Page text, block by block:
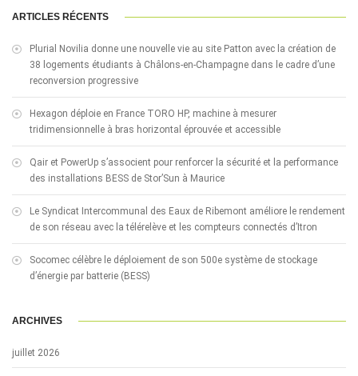
ARTICLES RÉCENTS
Plurial Novilia donne une nouvelle vie au site Patton avec la création de
38 logements étudiants à Châlons-en-Champagne dans le cadre d’une
reconversion progressive
Hexagon déploie en France TORO HP, machine à mesurer
tridimensionnelle à bras horizontal éprouvée et accessible
Qair et PowerUp s’associent pour renforcer la sécurité et la performance
des installations BESS de Stor’Sun à Maurice
Le Syndicat Intercommunal des Eaux de Ribemont améliore le rendement
de son réseau avec la télérelève et les compteurs connectés d’Itron
Socomec célèbre le déploiement de son 500e système de stockage
d’énergie par batterie (BESS)
ARCHIVES
juillet 2026